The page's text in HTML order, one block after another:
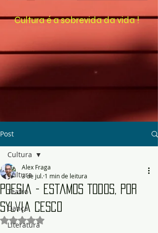
Cultura é a sobrevida da vida !
Post
Cultura
Teatro
Dança
Literatura
Cultura
Poesia - Estamos Todos, por
Sylvia Cesco
Alex Fraga
3 de jul. 1 min de leitura
Avaliado com NaN de 5 estrelas.